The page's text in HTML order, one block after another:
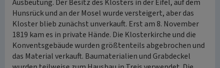
Ausbeutung. Der Besitz des Klosters in der Eifel, auf dem
Hunsrück und an der Mosel wurde versteigert, aber das
Kloster blieb zunächst unverkauft. Erst am 8. November
1819 kam es in private Hände. Die Klosterkirche und die
Konventsgebäude wurden größtenteils abgebrochen und
das Material verkauft. Baumaterialien und Grabdeckel